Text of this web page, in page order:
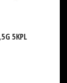
5KPL